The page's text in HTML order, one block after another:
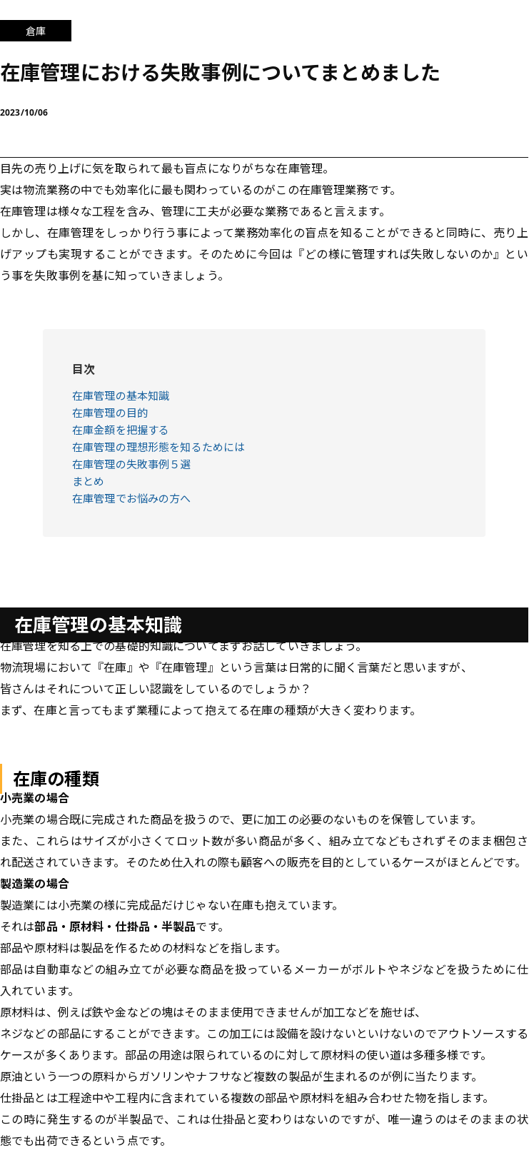
倉庫
在庫管理における失敗事例についてまとめました
2023/10/06
目先の売り上げに気を取られて最も盲点になりがちな在庫管理。
実は物流業務の中でも効率化に最も関わっているのがこの在庫管理業務です。
在庫管理は様々な工程を含み、管理に工夫が必要な業務であると言えます。
しかし、在庫管理をしっかり行う事によって業務効率化の盲点を知ることができると同時に、 売り上
げアップも実現することができます。そのために今回は『どの様に管理すれば失敗しないのか』とい
う事を失敗事例を基に知っていきましょう。
目次
在庫管理の基本知識
在庫管理の目的
在庫金額を把握する
在庫管理の理想形態を知るためには
在庫管理の失敗事例５選
まとめ
在庫管理でお悩みの方へ
在庫管理の基本知識
在庫管理を知る上での基礎的知識についてまずお話していきましょう。
物流現場において『在庫』や『在庫管理』という言葉は日常的に聞く言葉だと思いますが、
皆さんはそれについて正しい認識をしているのでしょうか？
まず、在庫と言ってもまず業種によって抱えてる在庫の種類が大きく変わります。
在庫の種類
小売業の場合
小売業の場合既に完成された商品を扱うので、更に加工の必要のないものを保管しています。
また、これらはサイズが小さくてロット数が多い商品が多く、組み立てなどもされずそのまま梱包さ
れ配送されていきます。そのため仕入れの際も顧客への販売を目的としているケースがほとんどです。
製造業の場合
製造業には小売業の様に完成品だけじゃない在庫も抱えています。
それは部品・原材料・仕掛品・半製品です。
部品や原材料は製品を作るための材料などを指します。
部品は自動車などの組み立てが必要な商品を扱っているメーカーがボルトやネジなどを扱うために仕
入れています。
原材料は、例えば鉄や金などの塊はそのまま使用できませんが加工などを施せば、
ネジなどの部品にすることができます。この加工には設備を設けないといけないのでアウトソースする
ケースが多くあります。部品の用途は限られているのに対して原材料の使い道は多種多様です。
原油という一つの原料からガソリンやナフサなど複数の製品が生まれるのが例に当たります。
仕掛品とは工程途中や工程内に含まれている複数の部品や原材料を組み合わせた物を指します。
この時に発生するのが半製品で、これは仕掛品と変わりはないのですが、唯一違うのはそのままの状
態でも出荷できるという点です。